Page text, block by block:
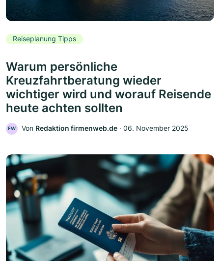
Reiseplanung Tipps
Warum persönliche
Kreuzfahrtberatung wieder
wichtiger wird und worauf Reisende
heute achten sollten
FW Von Redaktion firmenweb.de ‧ 06. November 2025